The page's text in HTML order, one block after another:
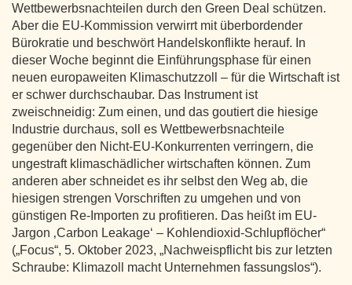
Wettbewerbsnachteilen durch den Green Deal schützen.
Aber die EU-Kommission verwirrt mit überbordender
Bürokratie und beschwört Handelskonflikte herauf. In
dieser Woche beginnt die Einführungsphase für einen
neuen europaweiten Klimaschutzzoll – für die Wirtschaft ist
er schwer durchschaubar. Das Instrument ist
zweischneidig: Zum einen, und das goutiert die hiesige
Industrie durchaus, soll es Wettbewerbsnachteile
gegenüber den Nicht-EU-Konkurrenten verringern, die
ungestraft klimaschädlicher wirtschaften können. Zum
anderen aber schneidet es ihr selbst den Weg ab, die
hiesigen strengen Vorschriften zu umgehen und von
günstigen Re-Importen zu profitieren. Das heißt im EU-
Jargon ‚Carbon Leakage‘ – Kohlendioxid-Schlupflöcher“
(„Focus“, 5. Oktober 2023, „Nachweispflicht bis zur letzten
Schraube: Klimazoll macht Unternehmen fassungslos“).